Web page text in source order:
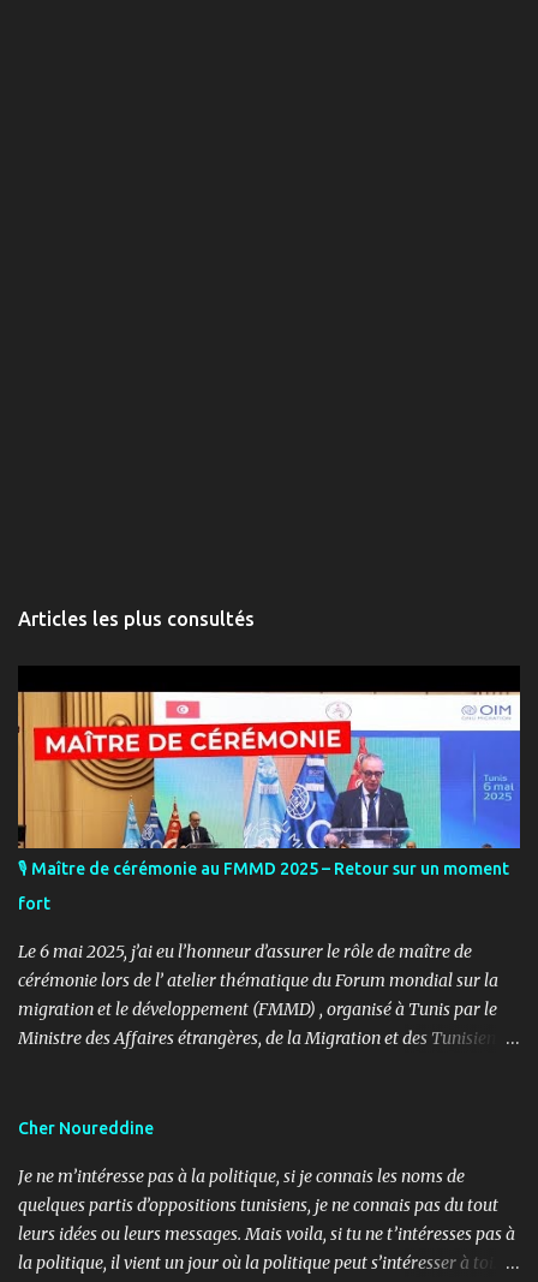
Articles les plus consultés
🎙️ Maître de cérémonie au FMMD 2025 – Retour sur un moment
fort
Le 6 mai 2025, j’ai eu l’honneur d’assurer le rôle de maître de
cérémonie lors de l’ atelier thématique du Forum mondial sur la
migration et le développement (FMMD) , organisé à Tunis par le
Ministre des Affaires étrangères, de la Migration et des Tunisiens à
niveau a rassemblé des diplomates, des experts de la diaspora, des
civile autour d’un objectif commun : renforcer le rôle stratégique
de la diaspora dans le développement durable, l’investissement et
la coopération internationale. 🎤 Mon rôle : donner le rythme,
porter la voix du dialogue En tant que maître de cérémonie, mon
Cher Noureddine
Je ne m’intéresse pas à la politique, si je connais les noms de
quelques partis d’oppositions tunisiens, je ne connais pas du tout
leurs idées ou leurs messages. Mais voila, si tu ne t’intéresses pas à
la politique, il vient un jour où la politique peut s’intéresser à toi…